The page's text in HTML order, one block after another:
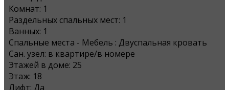
Комнат: 1
Раздельных спальных мест: 1
Ванных: 1
Спальные места - Мебель : Двуспальная кровать
Сан. узел: в квартире/в номере
Этажей в доме: 25
Этаж: 18
Лифт: Да